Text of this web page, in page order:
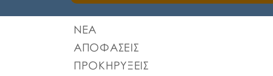
ΝΕΑ
ΑΠΟΦΑΣΕΙΣ
ΠΡΟΚΗΡΥΞΕΙΣ